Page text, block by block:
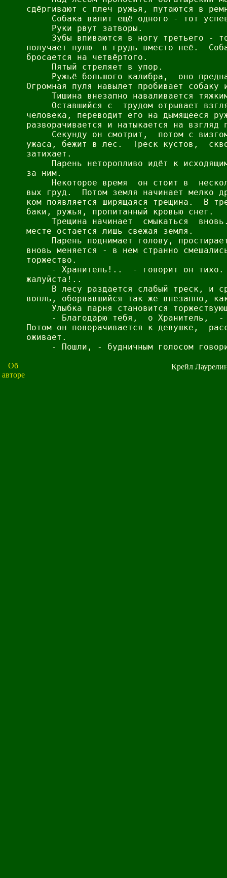
Об
авторе
сдёргивают с плеч ружья, путаются в
Собака валит ещё одного - тот
     Руки рвут затворы.
Зубы впиваются в ногу третьего -
получает пулю  в грудь вместо неё.
бросается на четвёртого.
     Пятый стреляет в упор.
Ружьё большого калибра,  оно
Огромная пуля навылет пробивает собаку
Тишина внезапно наваливается
Оставшийся с  трудом отрывает
человека, переводит его на дымящееся
разворачивается и натыкается на взгляд
Секунду он смотрит,  потом с
ужаса, бежит в лес.  Треск кустов,
затихает.
Парень неторопливо идёт к
за ним.
Некоторое время  он стоит в
вых груд.  Потом земля начинает мелко
ком появляется ширящаяся трещина.  В
баки, ружья, пропитанный кровью снег.
Трещина начинает  смыкаться
месте остается лишь свежая земля.
Парень поднимает голову,
вновь меняется - в нем странно
торжество.
- Хранитель!..  - говорит он
жалуйста!..
В лесу раздается слабый треск, и
вопль, оборвавшийся так же внезапно,
Улыбка парня становится
- Благодарю тебя,  о Хранитель,
Потом он поворачивается к девушке,
оживает.
Крейл